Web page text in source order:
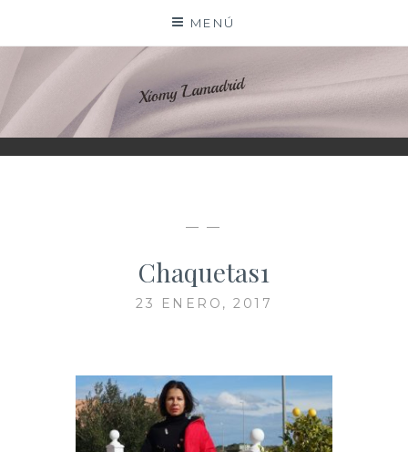
contenido
MENÚ
XIOMY LAMADRID
— —
Chaquetas1
23 ENERO, 2017